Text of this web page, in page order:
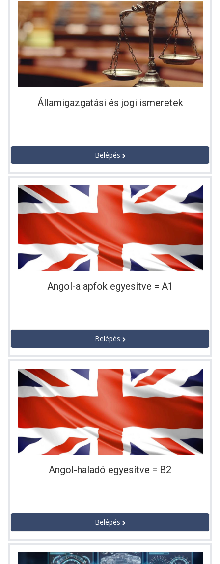
Államigazgatási és jogi ismeretek
Belépés
Angol-alapfok egyesítve = A1
Belépés
Angol-haladó egyesítve = B2
Belépés